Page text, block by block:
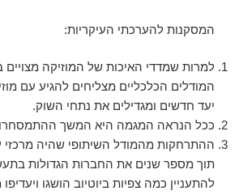
המסקנות להערכתי העיקריות:
למרות שמדדי האיכות של המוזיקה
המודלים הכלכליים מצליחים להגיע עם
יעד חדשים ומגדילים את נתחי השוק.
ככל הנראה המגמה היא המשך
ההתרחקות מהמודל השיתופי שהיה מרכזי
תוך מספר שנים את החברות הגדולות
להתעניין כמה צפיות ביוטיוב הושגו